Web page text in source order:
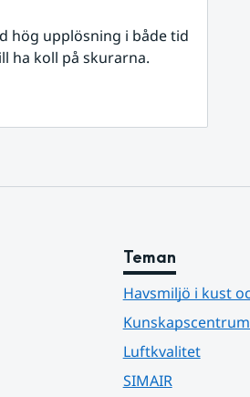
hög upplösning i både tid
ha koll på skurarna.
Teman
Havsmiljö i kust
Luftkvalitet
SIMAIR